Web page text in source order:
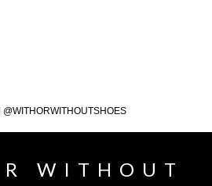
@WITHORWITHOUTSHOES
WITHOUT